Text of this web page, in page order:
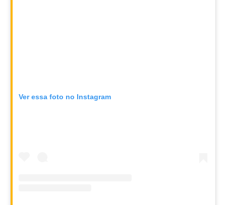
Ver essa foto no Instagram